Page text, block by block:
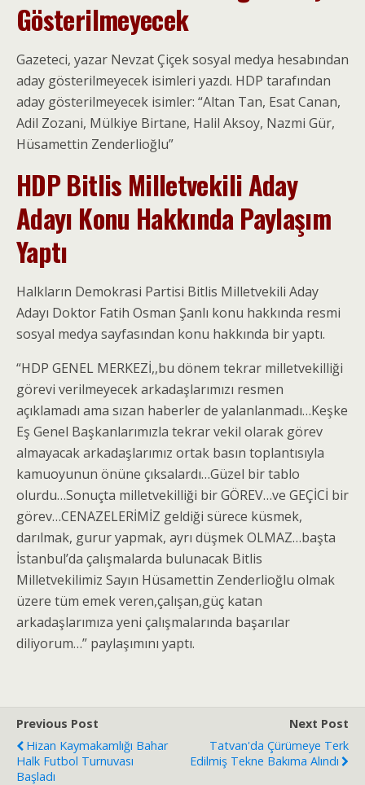
Gösterilmeyecek
Gazeteci, yazar Nevzat Çiçek sosyal medya hesabından
aday gösterilmeyecek isimleri yazdı. HDP tarafından
aday gösterilmeyecek isimler: “Altan Tan, Esat Canan,
Adil Zozani, Mülkiye Birtane, Halil Aksoy, Nazmi Gür,
Hüsamettin Zenderlioğlu”
HDP Bitlis Milletvekili Aday
Adayı Konu Hakkında Paylaşım
Yaptı
Halkların Demokrasi Partisi Bitlis Milletvekili Aday
Adayı Doktor Fatih Osman Şanlı konu hakkında resmi
sosyal medya sayfasından konu hakkında bir yaptı.
“HDP GENEL MERKEZİ,,bu dönem tekrar milletvekilliği
görevi verilmeyecek arkadaşlarımızı resmen
açıklamadı ama sızan haberler de yalanlanmadı…Keşke
Eş Genel Başkanlarımızla tekrar vekil olarak görev
almayacak arkadaşlarımız ortak basın toplantısıyla
kamuoyunun önüne çıksalardı…Güzel bir tablo
olurdu…Sonuçta milletvekilliği bir GÖREV…ve GEÇİCİ bir
görev…CENAZELERİMİZ geldiği sürece küsmek,
darılmak, gurur yapmak, ayrı düşmek OLMAZ…başta
İstanbul’da çalışmalarda bulunacak Bitlis
Milletvekilimiz Sayın Hüsamettin Zenderlioğlu olmak
üzere tüm emek veren,çalışan,güç katan
arkadaşlarımıza yeni çalışmalarında başarılar
diliyorum…” paylaşımını yaptı.
Previous Post
Hizan Kaymakamlığı Bahar
Halk Futbol Turnuvası
Başladı
Next Post
Tatvan'da Çürümeye Terk
Edilmiş Tekne Bakıma Alındı